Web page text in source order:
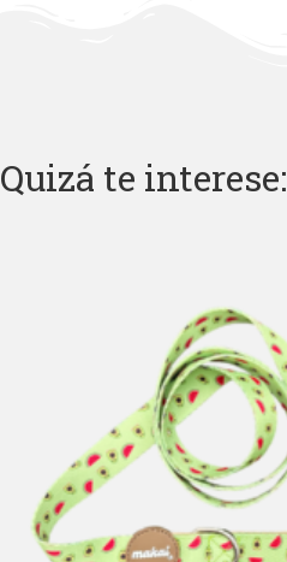
Quizá te interese: